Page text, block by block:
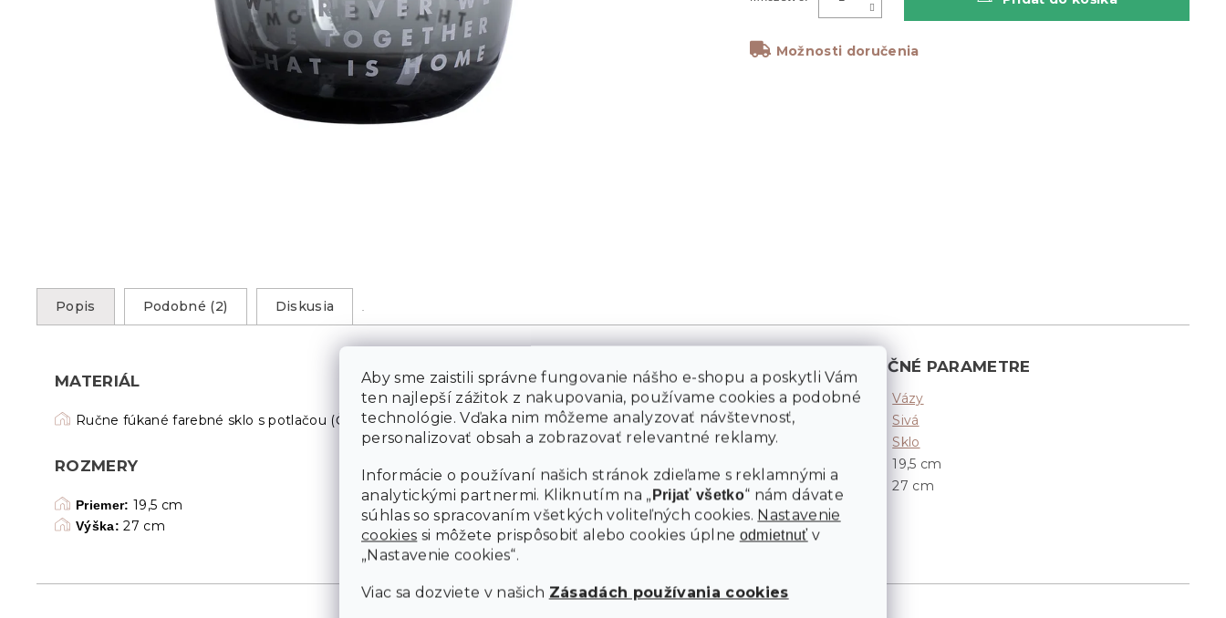
Aby sme zaistili správne fungovanie nášho e-shopu a poskytli Vám
ten najlepší zážitok z nakupovania, používame cookies a podobné
technológie. Vďaka nim môžeme analyzovať návštevnosť,
personalizovať obsah a zobrazovať relevantné reklamy.
Informácie o používaní našich stránok zdieľame s reklamnými a
analytickými partnermi. Kliknutím na „Prijať všetko“ nám dávate
súhlas so spracovaním všetkých voliteľných cookies. Nastavenie
cookies si môžete prispôsobiť alebo cookies úplne odmietnuť v
„Nastavenie cookies“.
Viac sa dozviete v našich Zásadách používania cookies
Možnosti doručenia
Popis Podobné (2) Diskusia
MATERIÁL
Ručne fúkané farebné sklo s potlačou (Čirá)
ROZMERY
Priemer: 19,5 cm
Výška: 27 cm
DODATOČNÉ PARAMETRE
Kategória Vázy
Sivá
Sklo
19,5 cm
27 cm